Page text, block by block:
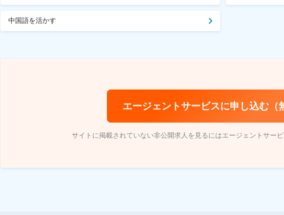
中国語を活かす
エージェントサービスに申し込む（
サイトに掲載されていない非公開求人を見るにはエージェントサー